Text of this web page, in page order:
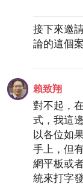
接下來邀
論的這個案
賴致翔
對不起，
式，我這
以各位如
手上，但
網平板或
統來打字發